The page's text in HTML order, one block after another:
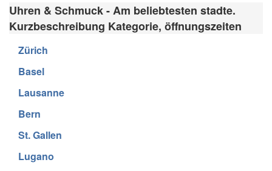
Uhren & Schmuck - Am beliebtesten stadte.
Kurzbeschreibung Kategorie, öffnungszeiten
Zürich
Basel
Lausanne
Bern
St. Gallen
Lugano